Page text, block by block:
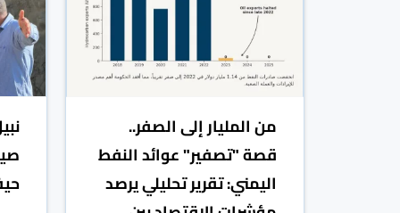
من المليار إلى الصفر..
قصة "تصفير" عوائد النفط
اليمني: ​تقرير تحليلي يرصد